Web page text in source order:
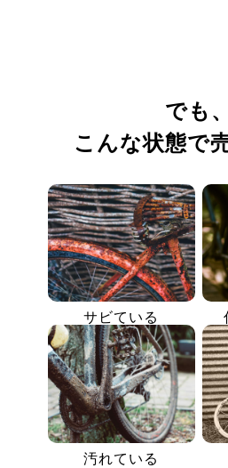
でも、
こんな状態で
サビている
汚れている